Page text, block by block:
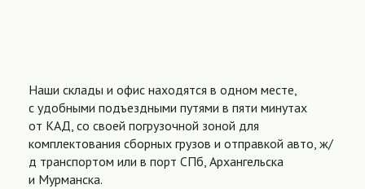
Наши склады и офис находятся в одном месте,
с удобными подъездными путями в пяти минутах
от КАД, со своей погрузочной зоной для
комплектования сборных грузов и отправкой авто, ж/
д транспортом или в порт СПб, Архангельска
и Мурманска.